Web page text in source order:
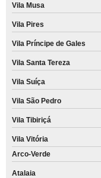
Vila Musa
Vila Pires
Vila Príncipe de Gales
Vila Santa Tereza
Vila Suíça
Vila São Pedro
Vila Tibiriçá
Vila Vitória
Arco-Verde
Atalaia